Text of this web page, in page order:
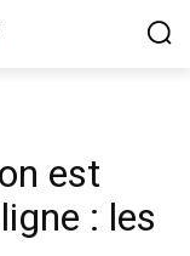
est
: les